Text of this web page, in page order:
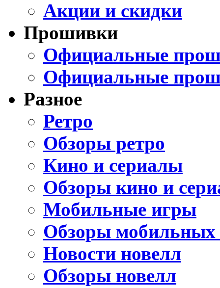
Акции и скидки
Прошивки
Официальные
Официальные
Разное
Ретро
Обзоры ретро
Кино и сериалы
Обзоры кино и
Мобильные игры
Обзоры мобильных
Новости новелл
Обзоры новелл